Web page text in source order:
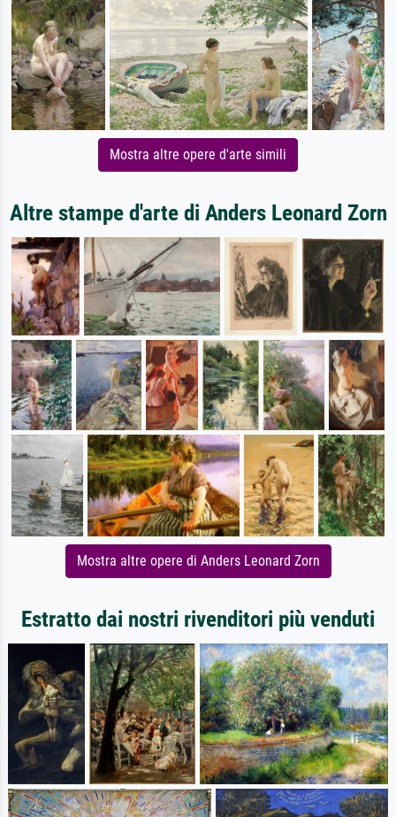
Mostra altre opere d'arte simili
Altre stampe d'arte di Anders Leonard Zorn
Mostra altre opere di Anders Leonard Zorn
Estratto dai nostri rivenditori più venduti